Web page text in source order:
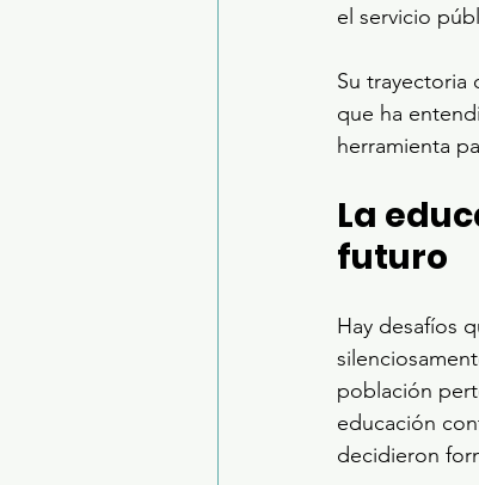
el servicio
Su trayectoria
que ha
herramienta
La
futuro
Hay desafíos
población
educación
decidieron